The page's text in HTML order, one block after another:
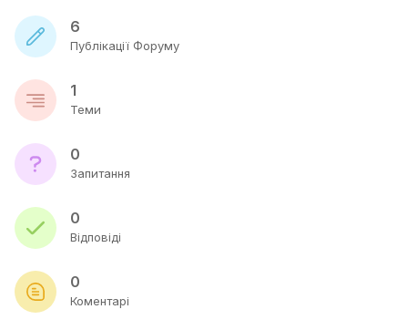
6
Публікації Форуму
1
Теми
0
Запитання
0
Відповіді
0
Коментарі